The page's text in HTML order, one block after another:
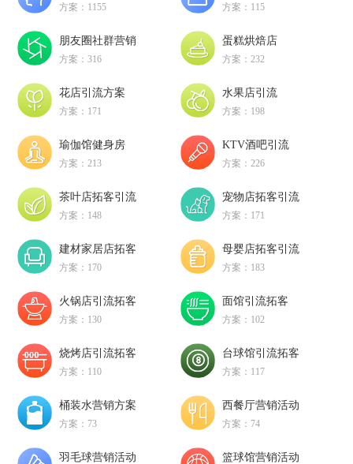
方案：1155 方案：115
朋友圈社群营销
方案：316
蛋糕烘焙店
方案：232
花店引流方案
方案：171
水果店引流
方案：198
瑜伽馆健身房
方案：213
KTV酒吧引流
方案：226
茶叶店拓客引流
方案：148
宠物店拓客引流
方案：171
建材家居店拓客
方案：170
母婴店拓客引流
方案：183
火锅店引流拓客
方案：130
面馆引流拓客
方案：102
烧烤店引流拓客
方案：110
台球馆引流拓客
方案：117
桶装水营销方案
方案：73
西餐厅营销活动
方案：74
羽毛球营销活动 篮球馆营销活动